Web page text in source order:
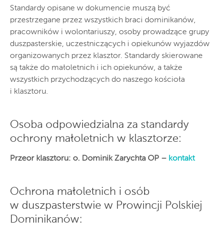
Standardy opisane w dokumencie muszą być
przestrzegane przez wszystkich braci dominikanów,
pracowników i wolontariuszy, osoby prowadzące grupy
duszpasterskie, uczestniczących i opiekunów wyjazdów
organizowanych przez klasztor. Standardy skierowane
są także do małoletnich i ich opiekunów, a także
wszystkich przychodzących do naszego kościoła
i klasztoru.
Osoba odpowiedzialna za standardy
ochrony małoletnich w klasztorze:
Przeor klasztoru: o. Dominik Zarychta OP – kontakt
Ochrona małoletnich i osób
w duszpasterstwie w Prowincji Polskiej
Dominikanów: